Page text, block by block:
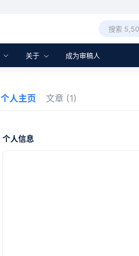
关于 成为审稿人
个人主页 文章 (1)
个人信息